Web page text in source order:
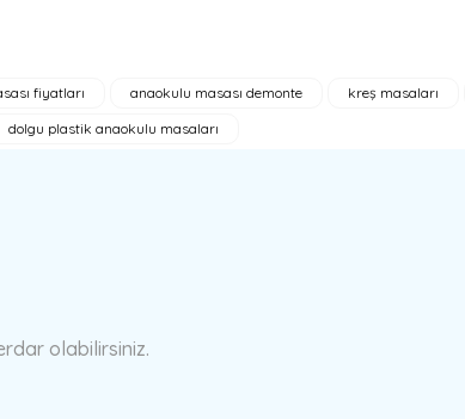
fiyatları anaokulu masası demonte kreş masaları
dolgu plastik anaokulu masaları
olabilirsiniz.